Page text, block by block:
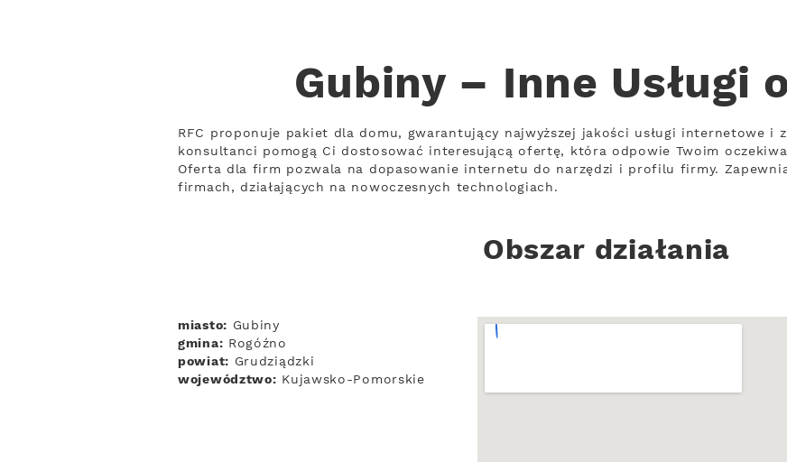
Gubiny – Inne Usługi
RFC proponuje pakiet dla domu, gwarantujący najwyższej jakości usługi internetowe i
konsultanci pomogą Ci dostosować interesującą ofertę, która odpowie Twoim
Oferta dla firm pozwala na dopasowanie internetu do narzędzi i profilu firmy.
firmach, działających na nowoczesnych technologiach.
Obszar działania
miasto: Gubiny
gmina: Rogóźno
powiat: Grudziądzki
województwo: Kujawsko-Pomorskie